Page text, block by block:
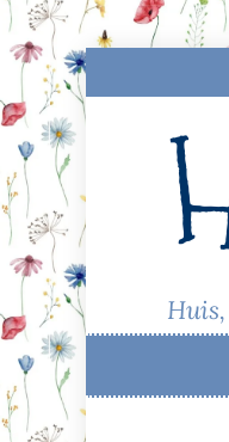
Skip
to